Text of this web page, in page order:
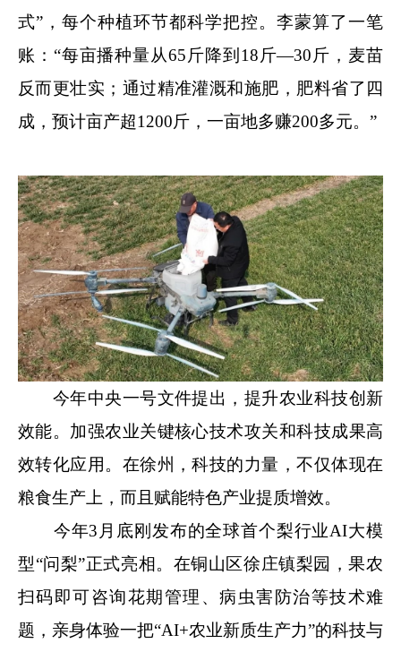
式”，每个种植环节都科学把控。李蒙算了一笔
账：“每亩播种量从65斤降到18斤—30斤，麦苗
反而更壮实；通过精准灌溉和施肥，肥料省了四
成，预计亩产超1200斤，一亩地多赚200多元。”
今年中央一号文件提出，提升农业科技创新
效能。加强农业关键核心技术攻关和科技成果高
效转化应用。在徐州，科技的力量，不仅体现在
粮食生产上，而且赋能特色产业提质增效。
今年3月底刚发布的全球首个梨行业AI大模
型“问梨”正式亮相。在铜山区徐庄镇梨园，果农
扫码即可咨询花期管理、病虫害防治等技术难
题，亲身体验一把“AI+农业新质生产力”的科技与